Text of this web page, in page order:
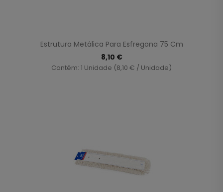
Estrutura Metálica Para Esfregona 75 Cm
8,10 €
Contém: 1 Unidade (8,10 € / Unidade)